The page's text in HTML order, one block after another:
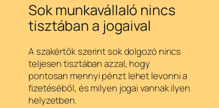
Sok munkavállaló nincs
tisztában a jogaival
A szakértők szerint sok dolgozó nincs
teljesen tisztában azzal, hogy
pontosan mennyi pénzt lehet levonni a
fizetéséből, és milyen jogai vannak ilyen
helyzetben.